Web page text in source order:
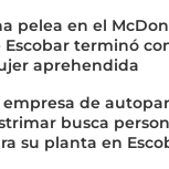
pelea en el
Escobar terminó
aprehendida
empresa de
busca
su planta en